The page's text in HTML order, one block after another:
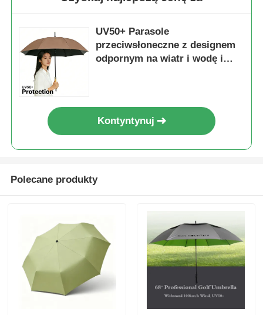
UV50+ Parasole
przeciwsłoneczne z designem
odpornym na wiatr i wodę i
Kontyntynuj
Polecane produkty